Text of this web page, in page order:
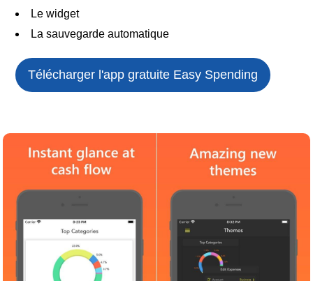
Le widget
La sauvegarde automatique
Télécharger l'app gratuite Easy Spending